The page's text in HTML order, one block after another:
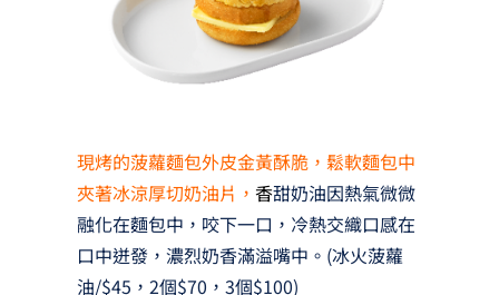
現烤的菠蘿麵包外皮金黃酥脆，鬆軟麵包中
夾著冰涼厚切奶油片， 香甜奶油因熱氣微微
融化在麵包中，咬下一口，冷熱交織口感在
口中迸發，濃烈奶香滿溢嘴中。(冰火菠蘿
油/$45，2個$70，3個$100)